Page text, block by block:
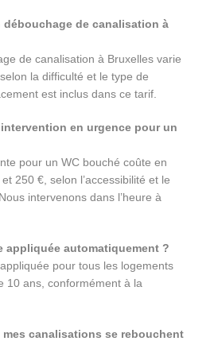
débouchage de canalisation à
de canalisation à Bruxelles varie
la difficulté et le type de
est inclus dans ce tarif.
en urgence pour un
pour un WC bouché coûte en
250 €, selon l’accessibilité et le
intervenons dans l’heure à
appliquée automatiquement ?
pour tous les logements
10 ans, conformément à la
mes canalisations se rebouchent